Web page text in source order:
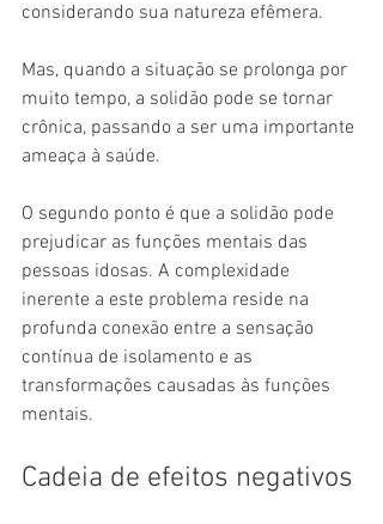
considerando sua natureza efêmera.
Mas, quando a situação se prolonga por
muito tempo, a solidão pode se tornar
crônica, passando a ser uma importante
ameaça à saúde.
O segundo ponto é que a solidão pode
prejudicar as funções mentais das
pessoas idosas. A complexidade
inerente a este problema reside na
profunda conexão entre a sensação
contínua de isolamento e as
transformações causadas às funções
mentais.
Cadeia de efeitos negativos